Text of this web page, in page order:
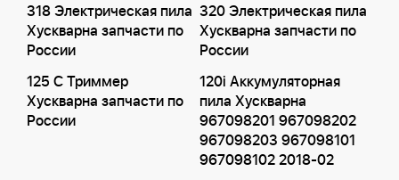
318 Электрическая пила
Хускварна запчасти по
России
320 Электрическая пила
Хускварна запчасти по
России
125 C Триммер
Хускварна запчасти по
России
120i Аккумуляторная
пила Хускварна
967098201 967098202
967098203 967098101
967098102 2018-02